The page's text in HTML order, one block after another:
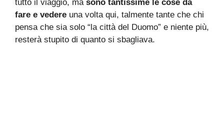
tutto il viaggio, ma sono tantissime le cose da
fare e vedere una volta qui, talmente tante che chi
pensa che sia solo “la città del Duomo” e niente più,
resterà stupito di quanto si sbagliava.